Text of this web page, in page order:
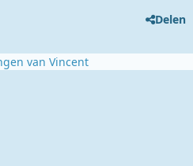
Delen
van Vincent